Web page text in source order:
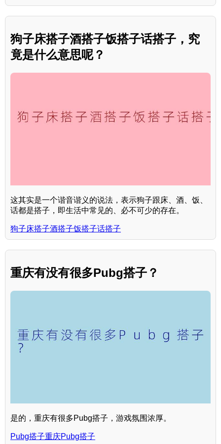
狗子床搭子酒搭子饭搭子话搭子，究
竟是什么意思呢？
这其实是一个谐音谐义的说法，表示狗子跟床、酒、饭、
话都是搭子，即生活中常见的、必不可少的存在。
狗子床搭子酒搭子饭搭子话搭子
重庆有没有很多Pubg搭子？
是的，重庆有很多Pubg搭子，游戏氛围浓厚。
Pubg搭子重庆Pubg搭子